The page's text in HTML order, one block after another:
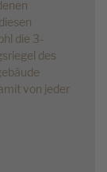
die 3-
des
von jeder